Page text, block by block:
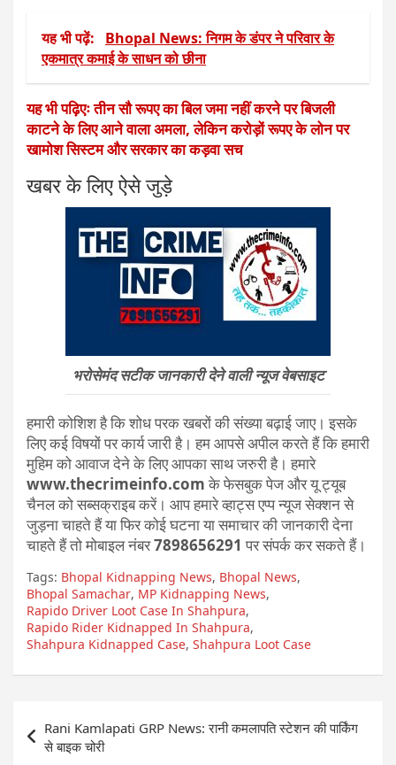
यह भी पढ़ें:
Bhopal News: निगम के डंपर ने परिवार के
एकमात्र कमाई के साधन को छीना
यह भी पढ़िएः तीन सौ रूपए का बिल जमा नहीं करने पर बिजली
काटने के लिए आने वाला अमला, लेकिन करोड़ों रूपए के लोन पर
खामोश सिस्टम और सरकार का कड़वा सच
खबर के लिए ऐसे जुड़े
भरोसेमंद सटीक जानकारी देने वाली न्यूज वेबसाइट
हमारी कोशिश है कि शोध परक खबरों की संख्या बढ़ाई जाए। इसके
लिए कई विषयों पर कार्य जारी है। हम आपसे अपील करते हैं कि हमारी
मुहिम को आवाज देने के लिए आपका साथ जरुरी है। हमारे
www.thecrimeinfo.comके फेसबुक पेज और यू ट्यूब
चैनल को सब्सक्राइब करें। आप हमारे व्हाट्स एप्प न्यूज सेक्शन से
जुड़ना चाहते हैं या फिर कोई घटना या समाचार की जानकारी देना
चाहते हैं तो मोबाइल नंबर7898656291 पर संपर्क कर सकते हैं।
Tags: Bhopal Kidnapping News, Bhopal News,
Bhopal Samachar, MP Kidnapping News,
Rapido Driver Loot Case In Shahpura,
Rapido Rider Kidnapped In Shahpura,
Shahpura Kidnapped Case, Shahpura Loot Case
navigation
Rani Kamlapati GRP News: रानी कमलापति स्टेशन की पार्किंग
से बाइक चोरी